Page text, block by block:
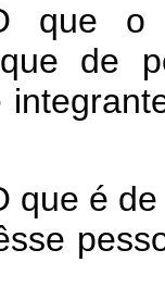
que
de
que é